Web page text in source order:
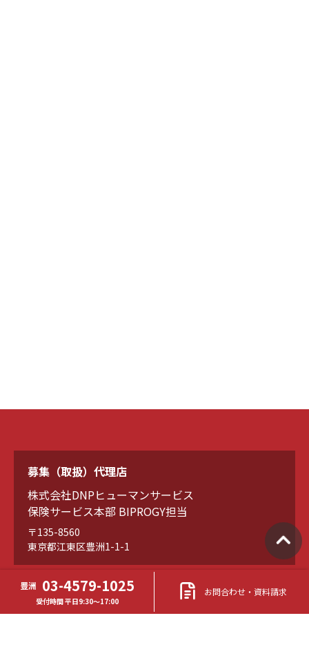
豊洲 03-4579-1025
受付時間 平日9:30～17:00
お問合わせ・資料請求
募集（取扱）代理店
株式会社DNPヒューマンサービス
保険サービス本部 BIPROGY担当
〒135-8560
東京都江東区豊洲1-1-1